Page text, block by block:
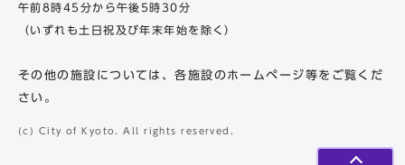
午前8時45分から午後5時30分
（いずれも土日祝及び年末年始を除く）
その他の施設については、各施設のホームページ等をご覧くだ
さい。
(c) City of Kyoto. All rights reserved.